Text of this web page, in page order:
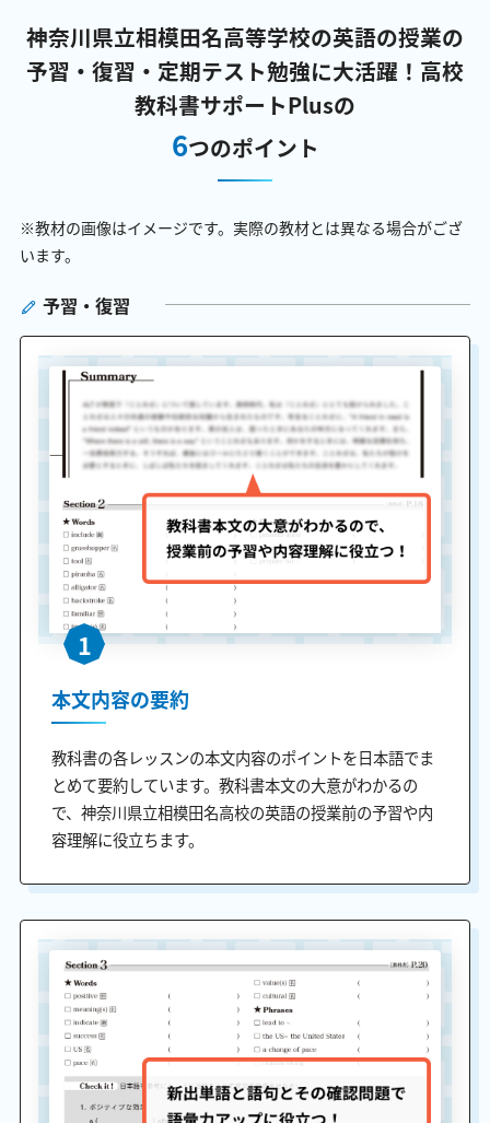
神奈川県立相模田名高等学校の英語の授業の
予習・復習・定期テスト勉強に大活躍！ 高校
教科書サポートPlusの
6つのポイント
※教材の画像はイメージです。実際の教材とは異なる場合がござ
います。
予習・復習
1
本文内容の要約
教科書の各レッスンの本文内容のポイントを日本語でま
とめて要約しています。教科書本文の大意がわかるの
で、神奈川県立相模田名高校の英語の授業前の予習や内
容理解に役立ちます。